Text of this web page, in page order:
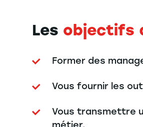
Les objectifs
Former des
Vous fournir les
Vous transmettre